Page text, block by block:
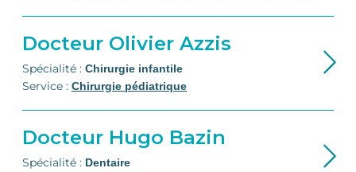
Docteur Olivier Azzis
Spécialité : Chirurgie infantile
Service : Chirurgie pédiatrique
Docteur Hugo Bazin
Spécialité : Dentaire